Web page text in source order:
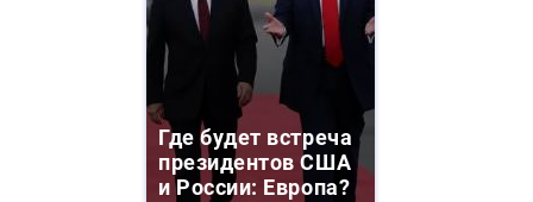
Где будет встреча
президентов США
и России: Европа?